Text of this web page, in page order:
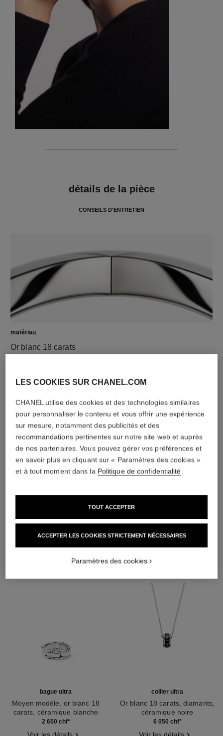
détails de la pièce
CONSEILS D'ENTRETIEN
matériau
Or blanc 18 carats
matériau
DÉCOUVREZ AUSSI
bague ultra
Moyen modèle, or blanc 18
carats, céramique blanche
2 650 chf*
Voir les détails
collier ultra
Or blanc 18 carats, diamants,
céramique noire
6 050 chf*
Voir les détails
LES COOKIES SUR CHANEL.COM
CHANEL utilise des cookies et des technologies similaires
pour personnaliser le contenu et vous offrir une expérience
sur mesure, notamment des publicités et des
recommandations pertinentes sur notre site web et auprès
de nos partenaires. Vous pouvez gérer vos préférences et
en savoir plus en cliquant sur « Paramètres des cookies »
et à tout moment dans la Politique de confidentialité.
ACCEPTER LES COOKIES STRICTEMENT NÉCESSAIRES
TOUT ACCEPTER
Paramètres des cookies